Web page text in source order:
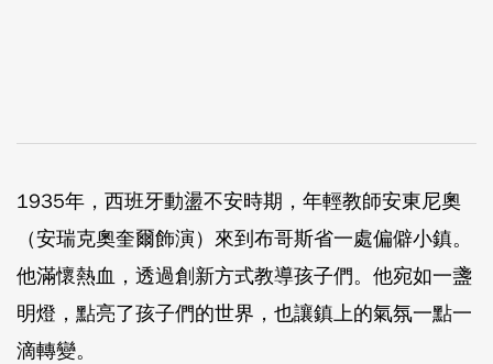
1935年，西班牙動盪不安時期，年輕教師安東尼奧
（安瑞克奧奎爾飾演）來到布哥斯省一處偏僻小鎮。
他滿懷熱血，透過創新方式教導孩子們。他宛如一盞
明燈，點亮了孩子們的世界，也讓鎮上的氣氛一點一
滴轉變。